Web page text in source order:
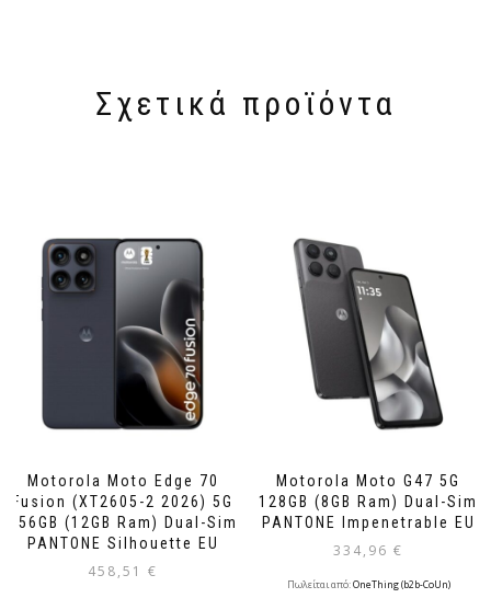
Σχετικά προϊόντα
Motorola Moto Edge 70
Fusion (XT2605-2 2026) 5G
256GB (12GB Ram) Dual-Sim
PANTONE Silhouette EU
458,51 €
Motorola Moto G47 5G
128GB (8GB Ram) Dual-Sim
PANTONE Impenetrable EU
334,96 €
Πωλείται από:OneThing (b2b-CoUn)